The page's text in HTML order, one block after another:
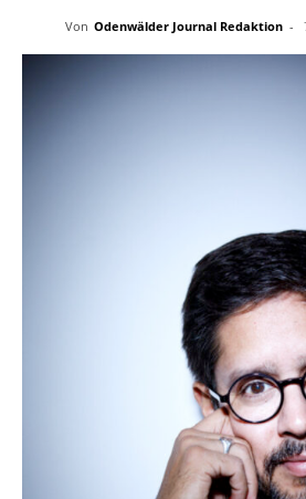
Von Odenwälder Journal Redaktion -